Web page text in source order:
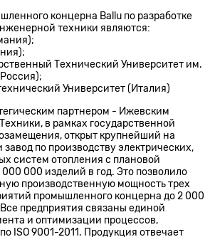
концерна Ballu по разработке
техники являются:
Технический Университет им.
Университет (Италия)
партнером - Ижевским
в рамках государственной
открыт крупнейший на
по производству электрических,
систем отопления с плановой
000 изделий в год. Это позволило
производственную мощность трех
промышленного концерна до 2 000
предприятия связаны единой
и оптимизации процессов,
ISO 9001-2011. Продукция отвечает